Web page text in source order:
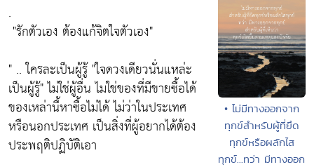
.
"รักตัวเอง ต้องแก้จิตใจตัวเอง"
" .. ใครละเป็นผู้รู้"ใจดวงเดียวนั่นแหล่ะ
เป็นผู้รู้"ไม่ใช่ผู้อื่น ไมใช่ของที่มีขายซื้อได้
ของเหล่านี้หาซื้อไม่ได้ ไม่ว่าในประเทศ
หรือนอกประเทศ เป็นสิ่งที่ผู้อยากได้ต้อง
ประพฤติปฏิบัติเอา
• ไม่มีทางออกจาก
ทุกข์สำหรับผู้ที่ยึด
ทุกข์หรือผลักไส
ทุกข์...ทว่า มีทางออก